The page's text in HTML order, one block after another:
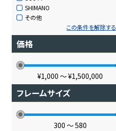
SHIMANO
その他
この条件を解除する
価格
¥1,000 〜¥1,500,000
フレームサイズ
300 〜580